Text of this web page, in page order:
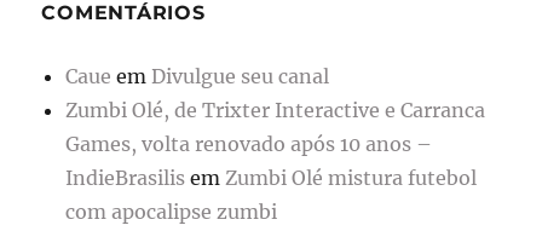
COMENTÁRIOS
Caue emDivulgue seu canal
Zumbi Olé, de Trixter Interactive e Carranca
Games, volta renovado após 10 anos –
IndieBrasilis emZumbi Olé mistura futebol
com apocalipse zumbi